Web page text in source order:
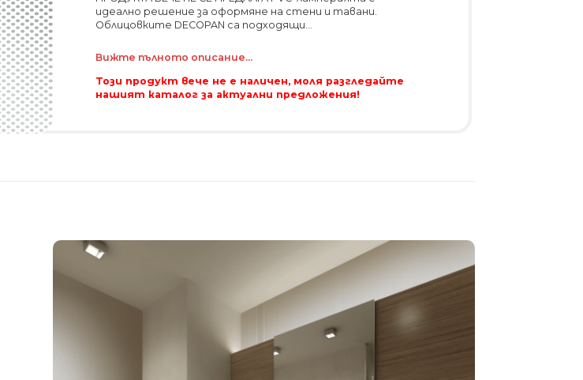
идеално решение за оформяне на стени и тавани.
Облицовките DECOPAN са подходящи...
Вижте пълното описание...
Този продукт вече не е наличен, моля разгледайте
нашият каталог за актуални предложения!